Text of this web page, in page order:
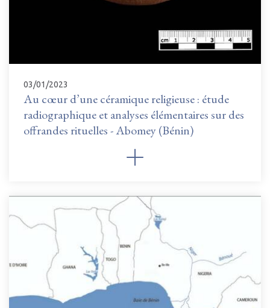
03/01/2023
Au cœur d’une céramique religieuse : étude
radiographique et analyses élémentaires sur des
offrandes rituelles - Abomey (Bénin)